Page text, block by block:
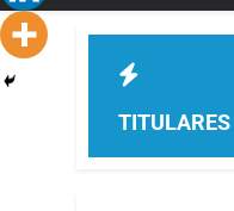
TITULARES
casi la mitad de